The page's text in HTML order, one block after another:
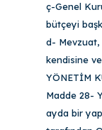
ç-Genel
bütçeyi
d- Mevzuat,
kendisine
YÖNETİM
Madde 28-
ayda bir